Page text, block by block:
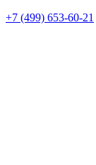
+7 (499) 653-60-21